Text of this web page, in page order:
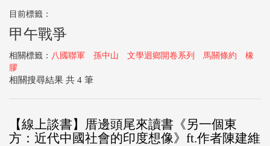
目前標籤：
甲午戰爭
相關標籤： 八國聯軍 孫中山 文學迴鄉開卷系列 馬關條約
橡
膠
相關搜尋結果 共 4 筆
【線上談書】厝邊頭尾來讀書《另一個東
方：近代中國社會的印度想像》ft.作者陳建維